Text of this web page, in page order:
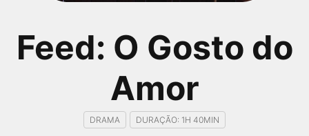
Feed: O Gosto do
Amor
DRAMA DURAÇÃO: 1H 40MIN